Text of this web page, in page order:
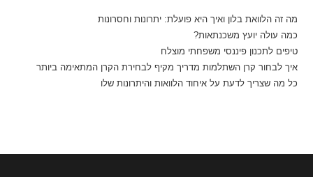
מה זה הלוואת בלון ואיך היא פועלת: יתרונות וחסרונות
כמה עולה יועץ משכנתאות?
טיפים לתכנון פיננסי משפחתי מוצלח
איך לבחור קרן השתלמות מדריך מקיף לבחירת הקרן המתאימה ביותר
כל מה שצריך לדעת על איחוד הלוואות והיתרונות שלו